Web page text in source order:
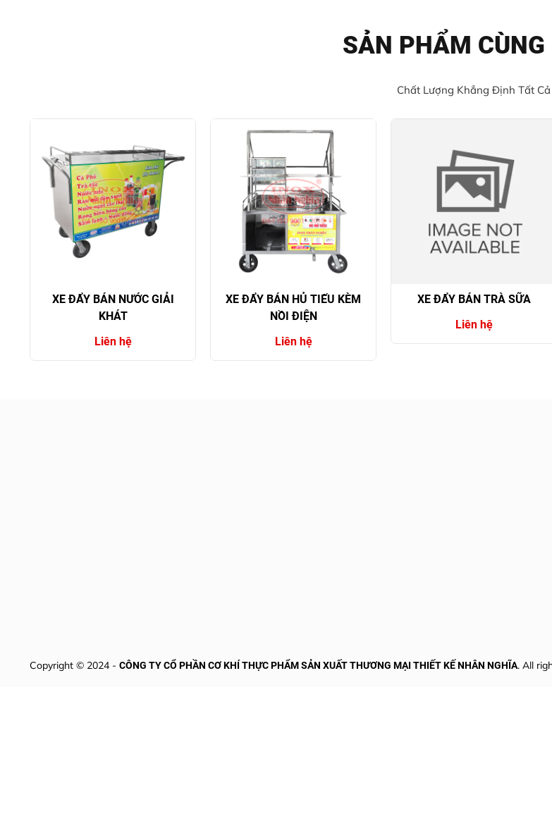
SẢN PHẨM CÙNG
Chất Lượng Khẳng Định Tất Cả
XE ĐẨY BÁN NƯỚC GIẢI
KHÁT
Liên hệ
XE ĐẨY BÁN HỦ TIẾU KÈM
NỒI ĐIỆN
Liên hệ
XE ĐẨY BÁN TRÀ SỮA
Liên hệ
Copyright © 2024 - CÔNG TY CỔ PHẦN CƠ KHÍ THỰC PHẨM SẢN XUẤT THƯƠNG MẠI THIẾT KẾ NHÂN NGHĨA. All